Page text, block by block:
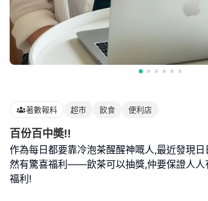
著數報料 超市 飲食 便利店
百份百中奬‼️
作為每日都要靠冷泡茶醒醒神嘅人,最近發現
然有驚喜福利——飲茶可以抽獎,仲要保證人人
福利!